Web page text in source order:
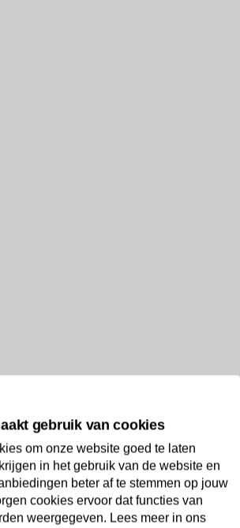
gebruik van cookies
om onze website goed te laten
in het gebruik van de website en
beter af te stemmen op jouw
cookies ervoor dat functies van
weergegeven. Lees meer in ons